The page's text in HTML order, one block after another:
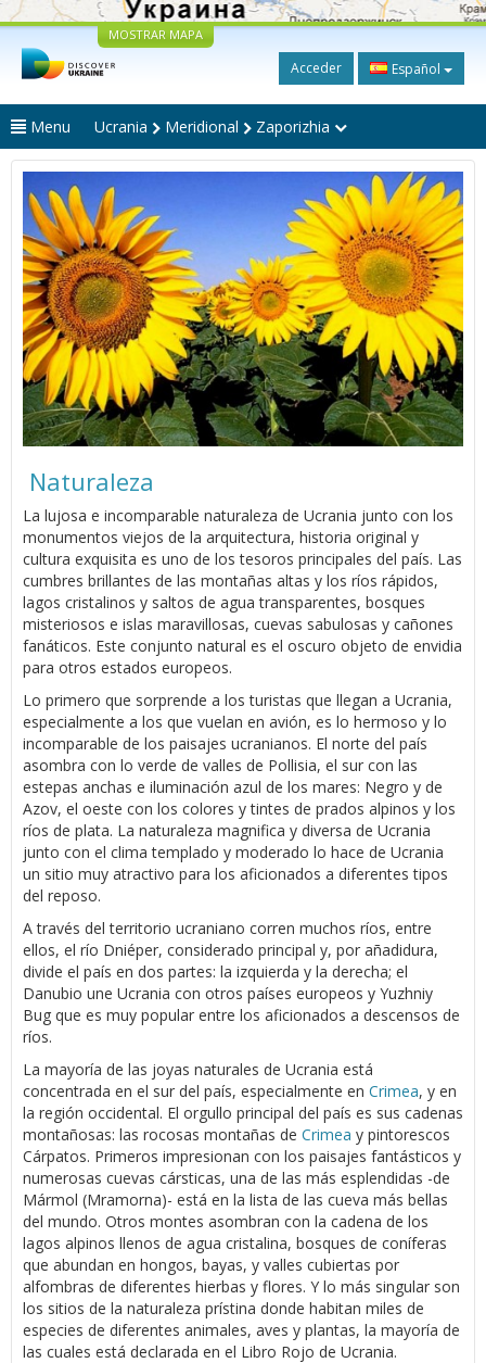
MOSTRAR MAPA
Acceder Español
Menu Ucrania Meridional Zaporizhia
Naturaleza
La lujosa e incomparable naturaleza de Ucrania junto con los
monumentos viejos de la arquitectura, historia original y
cultura exquisita es uno de los tesoros principales del país. Las
cumbres brillantes de las montañas altas y los ríos rápidos,
lagos cristalinos y saltos de agua transparentes, bosques
misteriosos e islas maravillosas, cuevas sabulosas y cañones
fanáticos. Este conjunto natural es el oscuro objeto de envidia
para otros estados europeos.
Lo primero que sorprende a los turistas que llegan a Ucrania,
especialmente a los que vuelan en avión, es lo hermoso y lo
incomparable de los paisajes ucranianos. El norte del país
asombra con lo verde de valles de Pollisia, el sur con las
estepas anchas e iluminación azul de los mares: Negro y de
Azov, el oeste con los colores y tintes de prados alpinos y los
ríos de plata. La naturaleza magnifica y diversa de Ucrania
junto con el clima templado y moderado lo hace de Ucrania
un sitio muy atractivo para los aficionados a diferentes tipos
del reposo.
A través del territorio ucraniano corren muchos ríos, entre
ellos, el río Dniéper, considerado principal y, por añadidura,
divide el país en dos partes: la izquierda y la derecha; el
Danubio une Ucrania con otros países europeos y Yuzhniy
Bug que es muy popular entre los aficionados a descensos de
ríos.
La mayoría de las joyas naturales de Ucrania está
concentrada en el sur del país, especialmente en Crimea, y en
la región occidental. El orgullo principal del país es sus cadenas
montañosas: las rocosas montañas de Crimea y pintorescos
Cárpatos. Primeros impresionan con los paisajes fantásticos y
numerosas cuevas cársticas, una de las más esplendidas -de
Mármol (Mramorna)- está en la lista de las cueva más bellas
del mundo. Otros montes asombran con la cadena de los
lagos alpinos llenos de agua cristalina, bosques de coníferas
que abundan en hongos, bayas, y valles cubiertas por
alfombras de diferentes hierbas y flores. Y lo más singular son
los sitios de la naturaleza prístina donde habitan miles de
especies de diferentes animales, aves y plantas, la mayoría de
las cuales está declarada en el Libro Rojo de Ucrania.